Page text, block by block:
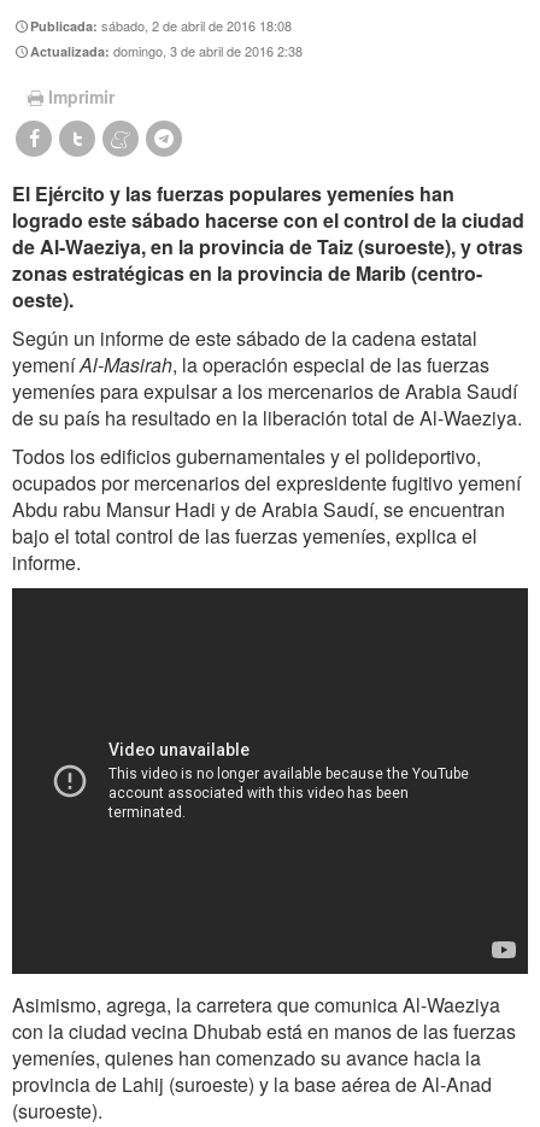
Publicada:sábado, 2 de abril de 2016 18:08
Actualizada:domingo, 3 de abril de 2016 2:38
Imprimir
El Ejército y las fuerzas populares yemeníes han
logrado este sábado hacerse con el control de la ciudad
de Al-Waeziya, en la provincia de Taiz (suroeste), y otras
zonas estratégicas en la provincia de Marib (centro-
oeste).
Según un informe de este sábado de la cadena estatal
yemeníAl-Masirah, la operación especial de las fuerzas
yemeníes para expulsar a los mercenarios de Arabia Saudí
de su país ha resultado en la liberación total de Al-Waeziya.
Todos los edificios gubernamentales y el polideportivo,
ocupados por mercenarios del expresidente fugitivo yemení
Abdu rabu Mansur Hadi y de Arabia Saudí, se encuentran
bajo el total control de las fuerzas yemeníes, explica el
informe.
Asimismo, agrega, la carretera que comunica Al-Waeziya
con la ciudad vecina Dhubab está en manos de las fuerzas
yemeníes, quienes han comenzado su avance hacia la
provincia de Lahij (suroeste) y la base aérea de Al-Anad
(suroeste).